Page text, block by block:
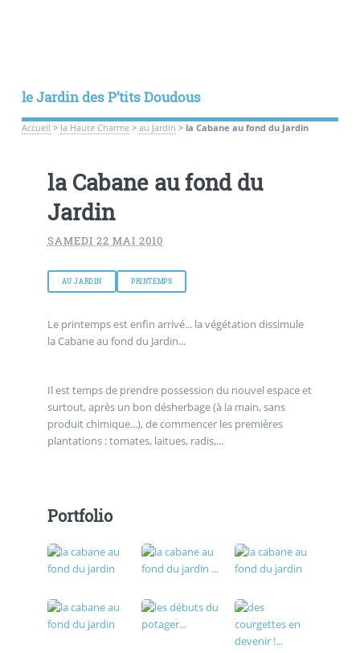
le Jardin des P’tits Doudous
Accueil > la Haute Charme> au Jardin > la Cabane au fond du Jardin
la Cabane au fond du
Jardin
SAMEDI 22 MAI 2010
AU JARDIN PRINTEMPS
Le printemps est enfin arrivé... la végétation dissimule
la Cabane au fond du Jardin...
Il est temps de prendre possession du nouvel espace et
surtout, après un bon désherbage (à la main, sans
produit chimique...), de commencer les premières
plantations : tomates, laitues, radis,...
Portfolio